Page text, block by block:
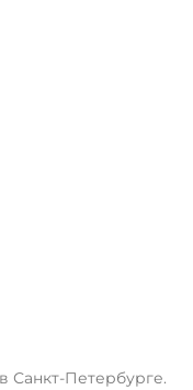
Санкт-Петербурге.